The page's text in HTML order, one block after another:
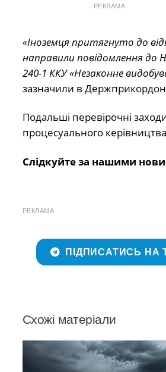
РЕКЛАМА
«Іноземця притягнуто до
направили повідомлення до
240-1 ККУ «Незаконне
зазначили в
Подальші перевірочні
процесуального
Слідкуйте за нашими
РЕКЛАМА
ПІДПИСАТИСЬ НА
Схожі матеріали